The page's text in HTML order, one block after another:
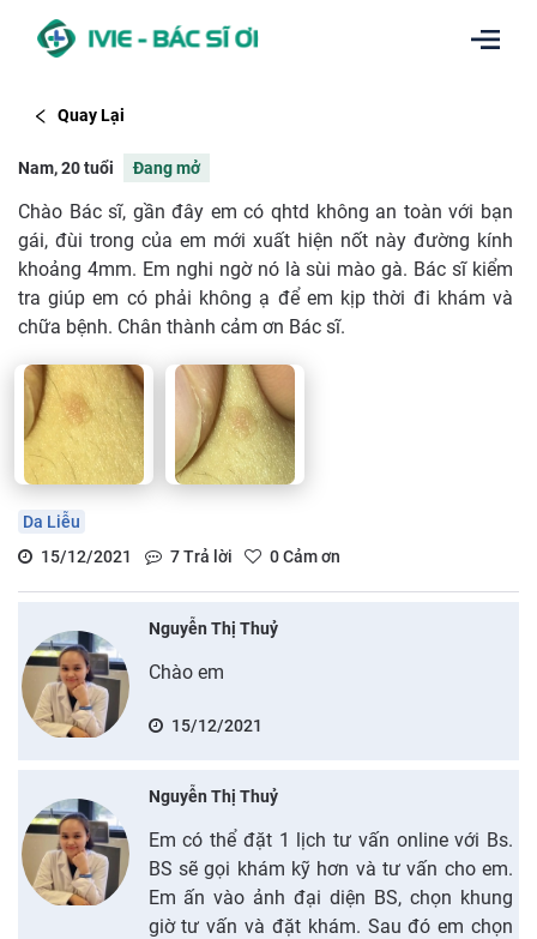
Quay Lại
Nam, 20 tuổi Đang mở
Chào Bác sĩ, gần đây em có qhtd không an toàn với bạn
gái, đùi trong của em mới xuất hiện nốt này đường kính
khoảng 4mm. Em nghi ngờ nó là sùi mào gà. Bác sĩ kiểm
tra giúp em có phải không ạ để em kịp thời đi khám và
chữa bệnh. Chân thành cảm ơn Bác sĩ.
Da Liễu
15/12/2021
7Trả lời 0Cảm ơn
Nguyễn Thị Thuỷ
Chào em
15/12/2021
Nguyễn Thị Thuỷ
Em có thể đặt 1 lịch tư vấn online với Bs.
BS sẽ gọi khám kỹ hơn và tư vấn cho em.
Em ấn vào ảnh đại diện BS, chọn khung
giờ tư vấn và đặt khám. Sau đó em chọn